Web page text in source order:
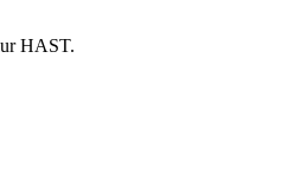
HAST.